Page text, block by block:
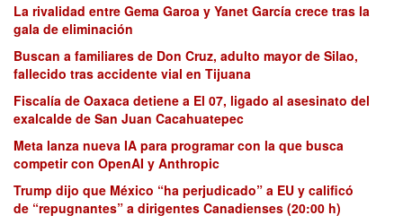
La rivalidad entre Gema Garoa y Yanet García crece tras la
gala de eliminación
Buscan a familiares de Don Cruz, adulto mayor de Silao,
fallecido tras accidente vial en Tijuana
Fiscalía de Oaxaca detiene a El 07, ligado al asesinato del
exalcalde de San Juan Cacahuatepec
Meta lanza nueva IA para programar con la que busca
competir con OpenAI y Anthropic
Trump dijo que México “ha perjudicado” a EU y calificó
de “repugnantes” a dirigentes Canadienses (20:00 h)